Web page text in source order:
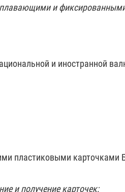
и
и иностранной
пластиковыми карточками
и получение карточек;